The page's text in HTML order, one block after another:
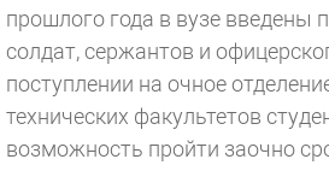
прошлого года в вузе введены
солдат, сержантов и
поступлении на очное
технических факультетов
возможность пройти заочно